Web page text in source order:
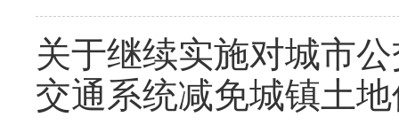
关于继续实施对城市
交通系统减免城镇土